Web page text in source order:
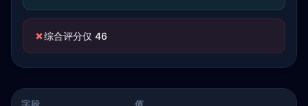
✗综合评分仅 46